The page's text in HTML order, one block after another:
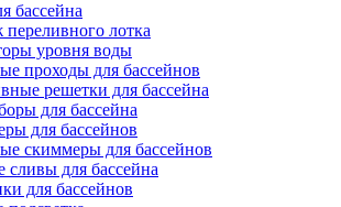
бассейна
лотка
уровня воды
проходы для бассейнов
решетки для бассейна
для бассейна
для бассейнов
скиммеры для бассейнов
сливы для бассейна
для бассейнов